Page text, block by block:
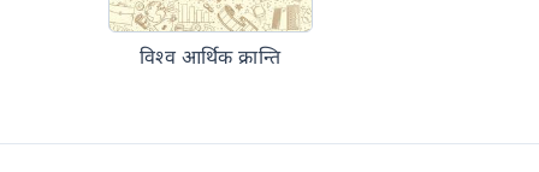
विश्व आर्थिक क्रान्ति